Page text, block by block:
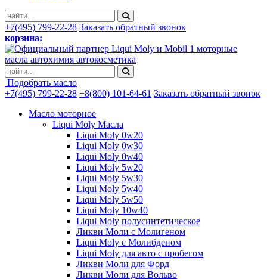
+7(495) 799-22-28 Заказать обратный звонок
корзина:
моторные
масла автохимия автокосметика
Подобрать масло
+7(495) 799-22-28 +8(800) 101-64-61 Заказать обратный звонок
Масло моторное
Liqui Moly Масла
Liqui Moly 0w20
Liqui Moly 0w30
Liqui Moly 0w40
Liqui Moly 5w20
Liqui Moly 5w30
Liqui Moly 5w40
Liqui Moly 5w50
Liqui Moly 10w40
Liqui Moly полусинтетическое
Ликви Моли с Молигеном
Liqui Moly с Молибденом
Liqui Moly для авто с пробегом
Ликви Моли для Форд
Ликви Моли для Вольво